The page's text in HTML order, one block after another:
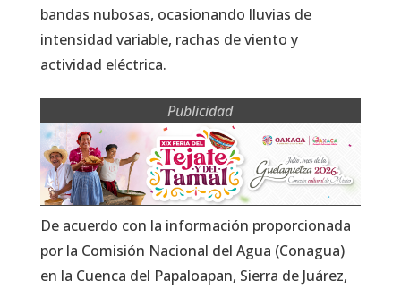
bandas nubosas, ocasionando lluvias de
intensidad variable, rachas de viento y
actividad eléctrica.
Publicidad
De acuerdo con la información proporcionada
por la Comisión Nacional del Agua (Conagua)
en la Cuenca del Papaloapan, Sierra de Juárez,